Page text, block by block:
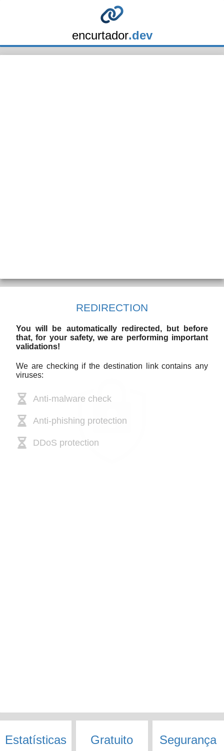
encurtador.dev
REDIRECTION
You will be automatically redirected, but before
that, for your safety, we are performing important
validations!
We are checking if the destination link contains any
viruses:
Anti-malware check
Anti-phishing protection
DDoS protection
Estatísticas Gratuito Segurança